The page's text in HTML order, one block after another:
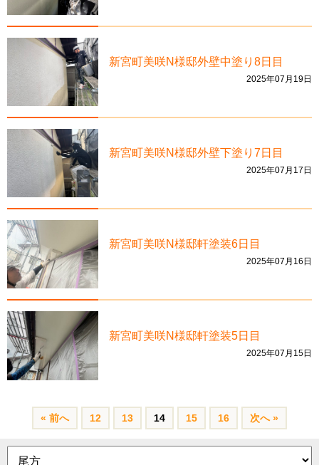
新宮町美咲N様邸外壁中塗り8日目
2025年07月19日
新宮町美咲N様邸外壁下塗り7日目
2025年07月17日
新宮町美咲N様邸軒塗装6日目
2025年07月16日
新宮町美咲N様邸軒塗装5日目
2025年07月15日
« 前へ 12 13 14 15 16 次へ »